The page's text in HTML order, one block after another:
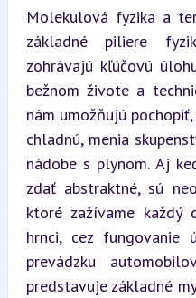
Molekulová fyzika a
základné piliere
zohrávajú kľúčovú
bežnom živote a
nám umožňujú
chladnú, menia
nádobe s plynom. Aj
zdať abstraktné, sú
ktoré zažívame
hrnci, cez fungovanie
prevádzku
predstavuje základné